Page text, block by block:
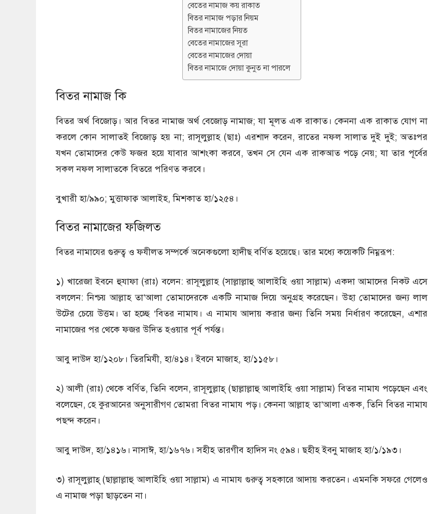
বেতের নামাজ কয় রাকাত
বিতর নামাজ পড়ার নিয়ম
বিতর নামাজের নিয়ত
বেতের নামাজের সূরা
বেতের নামাজের দোয়া
বিতর নামাজে দোয়া কুনুত না পারলে
বিতর নামাজ কি
বিতর অর্থ বিজোড়। আর বিতর নামাজ অর্থ বেজোড় নামাজ; যা মূলত এক রাকাত। কেননা এক রাকাত যোগ না
করলে কোন সালাতই বিজোড় হয় না; রাসূলুল্লাহ (ছাঃ) এরশাদ করেন, রাতের নফল সালাত দুই দুই; অতঃপর
যখন তোমাদের কেউ ফজর হয়ে যাবার আশংকা করবে, তখন সে যেন এক রাকআত পড়ে নেয়; যা তার পূর্বের
সকল নফল সালাতকে বিতরে পরিণত করবে।
বুখারী হা/৯৯০; মুত্তাফাক্ব আলাইহ, মিশকাত হা/১২৫৪।
বিতর নামাজের ফজিলত
বিতর নামাযের গুরুত্ব ও ফযীলত সম্পর্কে অনেকগুলাে হাদীছ বর্ণিত হয়েছে। তার মধ্যে কয়েকটি নিম্নরূপ:
১) খারেজা ইবনে হুযাফা (রাঃ) বলেন: রাসূলুল্লাহ (সাল্লাল্লাহু আলাইহি ওয়া সাল্লাম) একদা আমাদের নিকট এসে
বললেন: নিশ্চয় আল্লাহ তা’আলা তােমাদেরকে একটি নামাজ দিয়ে অনুগ্রহ করেছেন। উহা তোমাদের জন্য লাল
উটের চেয়ে উত্তম। তা হচ্ছে ‘বিতর নামায। এ নামায আদায় করার জন্য তিনি সময় নির্ধারণ করেছেন, এশার
নামাজের পর থেকে ফজর উদিত হওয়ার পূর্ব পর্যন্ত।
আবু দাউদ হা/১২০৮। তিরমিযী, হা/৪১৪। ইবনে মাজাহ, হা/১১৫৮।
২) আলী (রাঃ) থেকে বর্ণিত, তিনি বলেন, রাসূলুল্লাহ্ (ছাল্লাল্লাহু আলাইহি ওয়া সাল্লাম) বিতর নামায পড়েছেন এবং
বলেছেন, হে কুরআনের অনুসারীগণ তোমরা বিতর নামায পড়। কেননা আল্লাহ তা’আলা একক, তিনি বিতর নামায
পছন্দ করেন।
আবু দাউদ, হা/১৪১৬। নাসাঈ, হা/১৬৭৬। সহীহ তারগীব হাদিস নং ৫৯৪। ছহীহ ইবনু মাজাহ হা/১/১৯৩।
৩) রাসূলুল্লাহ্ (ছাল্লাল্লাহু আলাইহি ওয়া সাল্লাম) এ নামায গুরুত্ব সহকারে আদায় করতেন। এমনকি সফরে গেলেও
এ নামাজ পড়া ছাড়তেন না।